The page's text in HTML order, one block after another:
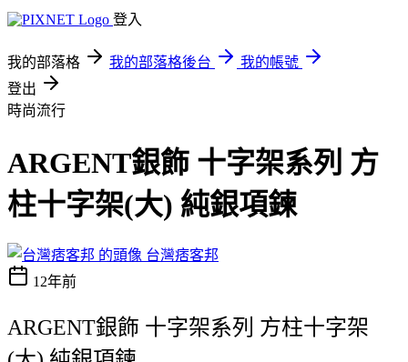
登入
我的部落格 我的部落格後台
我的帳號
登出
時尚流行
ARGENT銀飾 十字架系列 方
柱十字架(大) 純銀項鍊
台灣痞客邦
12年前
ARGENT銀飾 十字架系列 方柱十字架